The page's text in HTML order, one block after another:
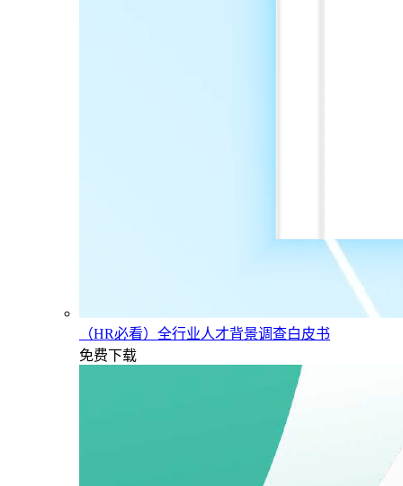
（HR必看）全行业人才背景调查白皮书
免费下载